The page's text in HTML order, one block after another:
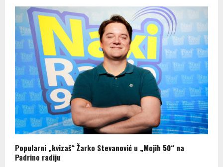
Popularni „kvizaš“ Žarko Stevanović u „Mojih 50“ na
Padrino radiju